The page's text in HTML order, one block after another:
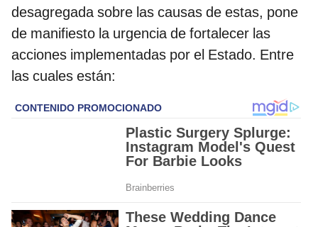
desagregada sobre las causas de estas, pone
de manifiesto la urgencia de fortalecer las
acciones implementadas por el Estado. Entre
las cuales están: